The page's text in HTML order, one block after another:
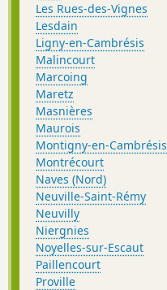
Les Rues-des-Vignes
Lesdain
Ligny-en-Cambrésis
Malincourt
Marcoing
Maretz
Masnières
Maurois
Montigny-en-Cambrésis
Montrécourt
Naves (Nord)
Neuville-Saint-Rémy
Neuvilly
Niergnies
Noyelles-sur-Escaut
Paillencourt
Proville